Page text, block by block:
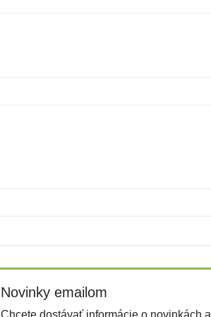
Novinky emailom
Chcete dostávať informácie o novinkách a